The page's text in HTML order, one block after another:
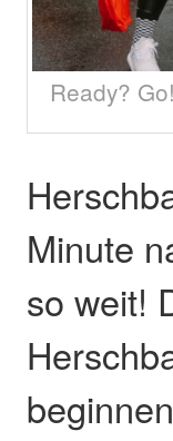
Ready?
Minute
so weit!